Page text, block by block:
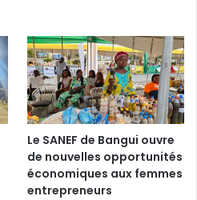
Le SANEF de Bangui ouvre
de nouvelles opportunités
économiques aux femmes
entrepreneurs